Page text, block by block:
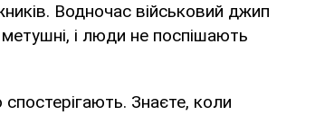
Водночас військовий джип
і люди не поспішають
Знаєте, коли